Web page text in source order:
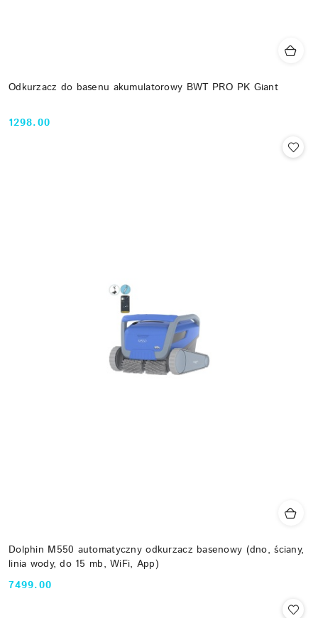
Odkurzacz do basenu akumulatorowy BWT PRO PK Giant
Cena:
1298.00
Dolphin M550 automatyczny odkurzacz basenowy (dno, ściany,
linia wody, do 15 mb, WiFi, App)
Cena:
7499.00